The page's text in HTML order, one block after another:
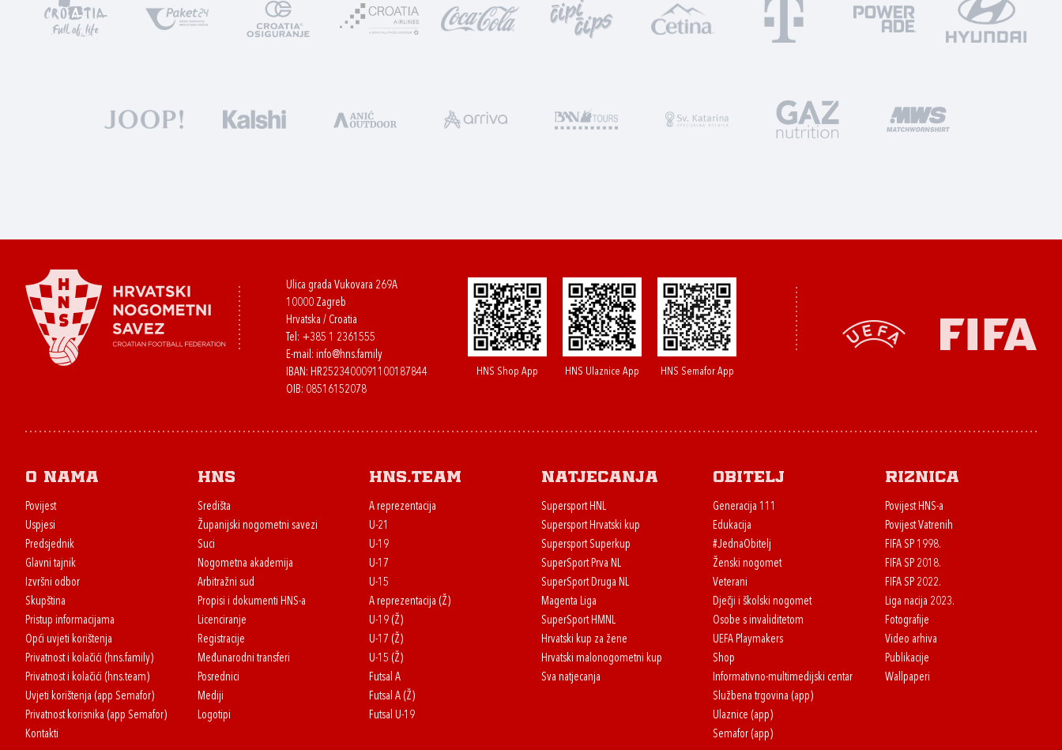
Ulica grada Vukovara 269A
10000 Zagreb
Hrvatska / Croatia
Tel: +385 1 2361555
E-mail: info@hns.family
IBAN: HR2523400091100187844
OIB: 08516152078
HNS Shop App HNS Ulaznice App HNS Semafor App
O nama
Povijest
Uspjesi
Predsjednik
Glavni tajnik
Izvršni odbor
Skupština
Pristup informacijama
Opći uvjeti korištenja
Privatnost i kolačići (hns.family)
Privatnost i kolačići (hns.team)
Uvjeti korištenja (app Semafor)
Privatnost korisnika (app Semafor)
Kontakti
HNS
Središta
Županijski nogometni savezi
Suci
Nogometna akademija
Arbitražni sud
Propisi i dokumenti HNS-a
Licenciranje
Registracije
Međunarodni transferi
Posrednici
Mediji
Logotipi
HNS.team
A reprezentacija
U-21
U-19
U-17
U-15
A reprezentacija (Ž)
U-19 (Ž)
U-17 (Ž)
U-15 (Ž)
Futsal A
Futsal A (Ž)
Futsal U-19
Natjecanja
Supersport HNL
Supersport Hrvatski kup
Supersport Superkup
SuperSport Prva NL
SuperSport Druga NL
Magenta Liga
SuperSport HMNL
Hrvatski kup za žene
Hrvatski malonogometni kup
Sva natjecanja
Obitelj
Generacija 111
Edukacija
#JednaObitelj
Ženski nogomet
Veterani
Dječji i školski nogomet
Osobe s invaliditetom
UEFA Playmakers
Shop
Informativno-multimedijski centar
Službena trgovina (app)
Ulaznice (app)
Semafor (app)
Riznica
Povijest HNS-a
Povijest Vatrenih
FIFA SP 1998.
FIFA SP 2018.
FIFA SP 2022.
Liga nacija 2023.
Fotografije
Video arhiva
Publikacije
Wallpaperi